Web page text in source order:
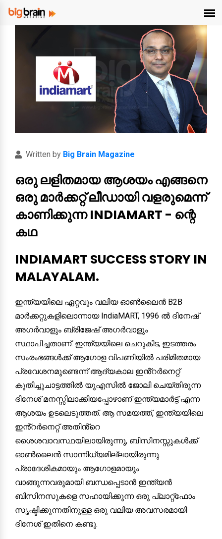
Written by Big Brain Magazine
ഒരു ലളിതമായ ആശയം എങ്ങനെ
ഒരു മാർക്കറ്റ് ലീഡായി വളരുമെന്ന്
കാണിക്കുന്ന INDIAMART - ന്റെ
കഥ
INDIAMART SUCCESS STORY IN
MALAYALAM.
ഇന്ത്യയിലെ ഏറ്റവും വലിയ ഓൺലൈൻ B2B
മാർക്കറ്റുകളിലൊന്നായ IndiaMART, 1996 ൽ ദിനേഷ്
അഗർവാളും ബ്രിജേഷ് അഗർവാളും
സ്ഥാപിച്ചതാണ്. ഇന്ത്യയിലെ ചെറുകിട, ഇടത്തരം
സംരംഭങ്ങൾക്ക് ആഗോള വിപണിയിൽ പരിമിതമായ
പ്രവേശനമുണ്ടെന്ന് ആദ്യകാല ഇൻ്റർനെറ്റ്
കുതിച്ചുചാട്ടത്തിൽ യുഎസിൽ ജോലി ചെയ്തിരുന്ന
ദിനേശ് മനസ്സിലാക്കിയപ്പോഴാണ് ഇന്ത്യമാർട്ട് എന്ന
ആശയം ഉടലെടുത്തത്. ആ സമയത്ത്, ഇന്ത്യയിലെ
ഇൻ്റർനെറ്റ് അതിൻ്റെ
ശൈശവാവസ്ഥയിലായിരുന്നു, ബിസിനസ്സുകൾക്ക്
ഓൺലൈൻ സാന്നിധ്യമില്ലായിരുന്നു.
പ്രാദേശികമായും ആഗോളമായും
വാങ്ങുന്നവരുമായി ബന്ധപ്പെടാൻ ഇന്ത്യൻ
ബിസിനസുകളെ സഹായിക്കുന്ന ഒരു പ്ലാറ്റ്ഫോം
സൃഷ്ടിക്കുന്നതിനുള്ള ഒരു വലിയ അവസരമായി
ദിനേശ് ഇതിനെ കണ്ടു.